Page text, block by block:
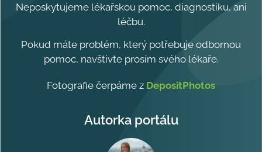
Neposkytujeme lékařskou pomoc, diagnostiku, ani
léčbu.
Pokud máte problém, který potřebuje odbornou
pomoc, navštivte prosím svého lékaře.
Fotografie čerpáme z DepositPhotos
Autorka portálu